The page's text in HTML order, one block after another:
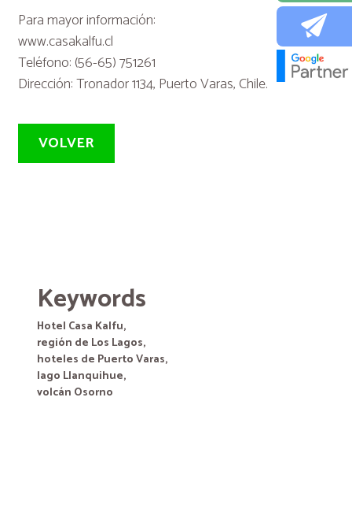
Para mayor información:
www.casakalfu.cl
Teléfono: (56-65) 751261
Dirección: Tronador 1134, Puerto Varas, Chile.
VOLVER
Keywords
Hotel Casa Kalfu,
región de Los Lagos,
hoteles de Puerto Varas,
lago Llanquihue,
volcán Osorno